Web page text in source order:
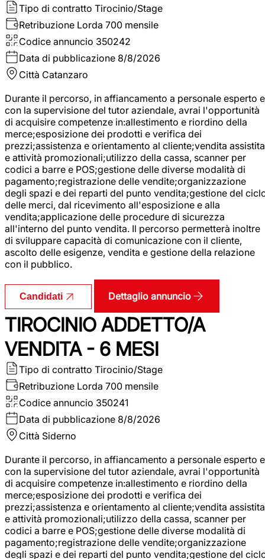
Tipo di contratto Tirocinio/Stage
Retribuzione Lorda 700 mensile
Codice annuncio 350242
Data di pubblicazione 8/8/2026
Città Catanzaro
Durante il percorso, in affiancamento a personale esperto e
con la supervisione del tutor aziendale, avrai l'opportunità
di acquisire competenze in:allestimento e riordino della
merce;esposizione dei prodotti e verifica dei
prezzi;assistenza e orientamento al cliente;vendita assistita
e attività promozionali;utilizzo della cassa, scanner per
codici a barre e POS;gestione delle diverse modalità di
pagamento;registrazione delle vendite;organizzazione
degli spazi e dei reparti del punto vendita;gestione del
delle merci, dal ricevimento all'esposizione e alla
vendita;applicazione delle procedure di sicurezza
all'interno del punto vendita. Il percorso permetterà inoltre
di sviluppare capacità di comunicazione con il cliente,
ascolto delle esigenze, vendita e gestione della relazione
con il pubblico.
Candidati Dettaglio annuncio
TIROCINIO ADDETTO/A
VENDITA - 6 MESI
Tipo di contratto Tirocinio/Stage
Retribuzione Lorda 700 mensile
Codice annuncio 350241
Data di pubblicazione 8/8/2026
Città Siderno
Durante il percorso, in affiancamento a personale esperto e
con la supervisione del tutor aziendale, avrai l'opportunità
di acquisire competenze in:allestimento e riordino della
merce;esposizione dei prodotti e verifica dei
prezzi;assistenza e orientamento al cliente;vendita assistita
e attività promozionali;utilizzo della cassa, scanner per
codici a barre e POS;gestione delle diverse modalità di
pagamento;registrazione delle vendite;organizzazione
degli spazi e dei reparti del punto vendita;gestione del